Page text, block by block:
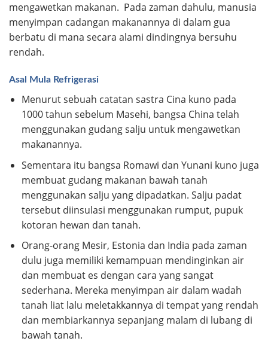
mengawetkan makanan. Pada zaman dahulu, manusia
menyimpan cadangan makanannya di dalam gua
berbatu di mana secara alami dindingnya bersuhu
rendah.
Asal Mula Refrigerasi
Menurut sebuah catatan sastra Cina kuno pada
1000 tahun sebelum Masehi, bangsa China telah
menggunakan gudang salju untuk mengawetkan
makanannya.
Sementara itu bangsa Romawi dan Yunani kuno juga
membuat gudang makanan bawah tanah
menggunakan salju yang dipadatkan. Salju padat
tersebut diinsulasi menggunakan rumput, pupuk
kotoran hewan dan tanah.
Orang-orang Mesir, Estonia dan India pada zaman
dulu juga memiliki kemampuan mendinginkan air
dan membuat es dengan cara yang sangat
sederhana. Mereka menyimpan air dalam wadah
tanah liat lalu meletakkannya di tempat yang rendah
dan membiarkannya sepanjang malam di lubang di
bawah tanah.